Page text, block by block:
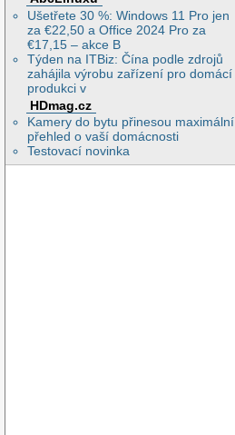
Ušetřete 30 %: Windows 11 Pro jen
za €22,50 a Office 2024 Pro za
€17,15 – akce B
Týden na ITBiz: Čína podle zdrojů
zahájila výrobu zařízení pro domácí
produkci v
HDmag.cz
Kamery do bytu přinesou maximální
přehled o vaší domácnosti
Testovací novinka